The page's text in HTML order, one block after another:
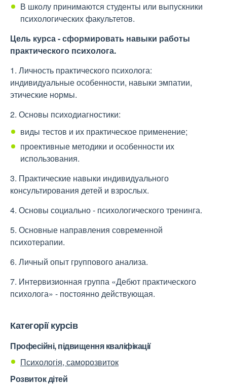
В школу принимаются студенты или выпускники
психологических факультетов.
Цель курса - сформировать навыки работы
практического психолога.
1. Личность практического психолога:
индивидуальные особенности, навыки эмпатии,
этические нормы.
2. Основы психодиагностики:
виды тестов и их практическое применение;
проективные методики и особенности их
использования.
3. Практические навыки индивидуального
консультирования детей и взрослых.
4. Основы социально - психологического тренинга.
5. Основные направления современной
психотерапии.
6. Личный опыт группового анализа.
7. Интервизионная группа «Дебют практического
психолога» - постоянно действующая.
Категорії курсів
Професійні, підвищення кваліфікації
Психологія, саморозвиток
Розвиток дітей